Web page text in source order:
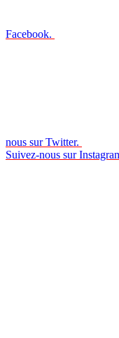
Facebook.
nous sur Twitter.
Suivez-nous sur